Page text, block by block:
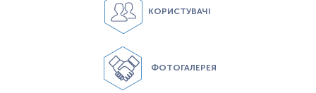
КОРИСТУВАЧІ
ФОТОГАЛЕРЕЯ